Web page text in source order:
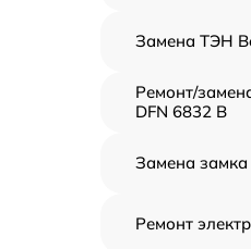
Замена ТЭН
Ремонт/
DFN 6832 B
Замена замка
Ремонт